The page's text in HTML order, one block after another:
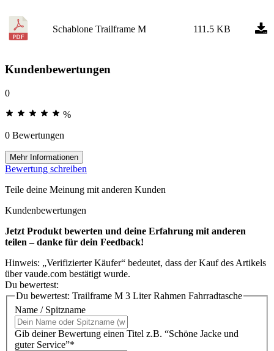
Schablone Trailframe M 111.5 KB
Kundenbewertungen
0
%
0 Bewertungen
Mehr Informationen
Bewertung schreiben
Teile deine Meinung mit anderen Kunden
Kundenbewertungen
Jetzt Produkt bewerten und deine Erfahrung mit anderen
teilen – danke für dein Feedback!
Hinweis: „Verifizierter Käufer“ bedeutet, dass der Kauf des Artikels
über vaude.com bestätigt wurde.
Du bewertest:
Du bewertest: Trailframe M 3 Liter Rahmen Fahrradtasche
Name / Spitzname
Gib deiner Bewertung einen Titel z.B. “Schöne Jacke und
guter Service”*